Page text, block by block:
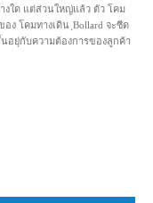
งใด แต่ส่วนใหญ่แล้ว ตัว โคม
ง โคมทางเดิน ฺBollard จะซีด
อยุ่กับความต้องการของลูกค้า